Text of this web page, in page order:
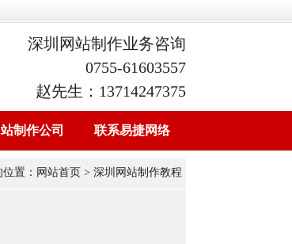
深圳网站制作业务咨询
0755-61603557
赵先生：13714247375
站制作公司 联系易捷网络
置： 网站首页 > 深圳网站制作教程